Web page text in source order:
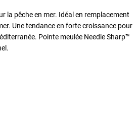
la pêche en mer. Idéal en remplacement
Une tendance en forte croissance pour
Pointe meulée Needle Sharp™